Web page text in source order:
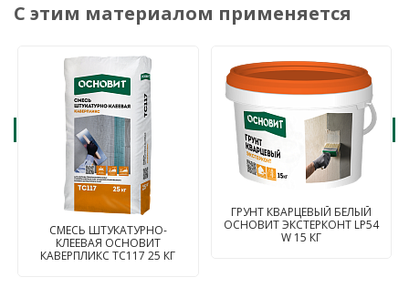
С этим материалом применяется
СМЕСЬ ШТУКАТУРНО-
КЛЕЕВАЯ ОСНОВИТ
КАВЕРПЛИКС TC117 25 КГ
ГРУНТ КВАРЦЕВЫЙ БЕЛЫЙ
ОСНОВИТ ЭКСТЕРКОНТ LP54
W 15 КГ